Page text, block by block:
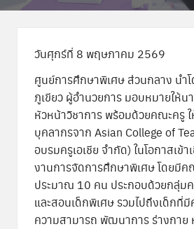
ษ
วันศุกร์ที่ 8 พฤษภาคม 2569
ศูนย์การศึกษาพิเศษ ส่วนกลาง นำโ
ภูเขียว ผู้อำนวยการ มอบหมายให้น
หัวหน้าวิชาการ พร้อมด้วยคณะครู
บุคลากรจาก Asian College of
อบรมครูเอเชีย จำกัด) ในโอกาสเข้
งานการจัดการศึกษาพิเศษ โดยมีค
ประมาณ 10 คน ประกอบด้วยกลุ่ม
และสอนเด็กพิเศษ รวมไปถึงเด็กที่
ความสามารถ พัฒนาการ ร่างกา